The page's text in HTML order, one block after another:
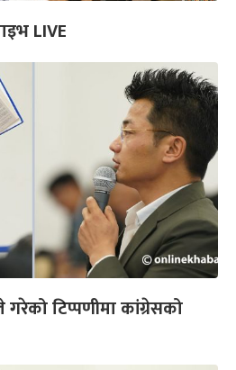
LIVE
गरेको टिप्पणीमा कांग्रेसको